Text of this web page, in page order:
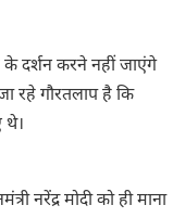
के दर्शन करने नहीं जाएंगे
रहे गौरतलाप है कि
थे।
नरेंद्र मोदी को ही माना